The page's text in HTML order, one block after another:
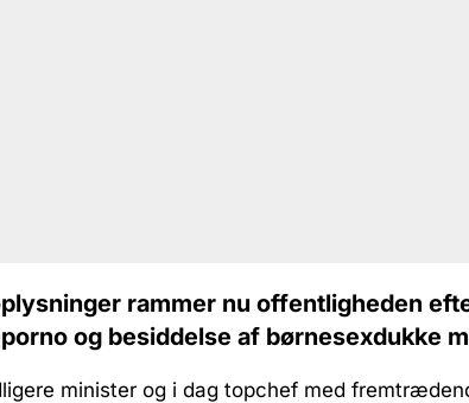
rammer nu offentligheden
og besiddelse af børnesexdukke
minister og i dag topchef med